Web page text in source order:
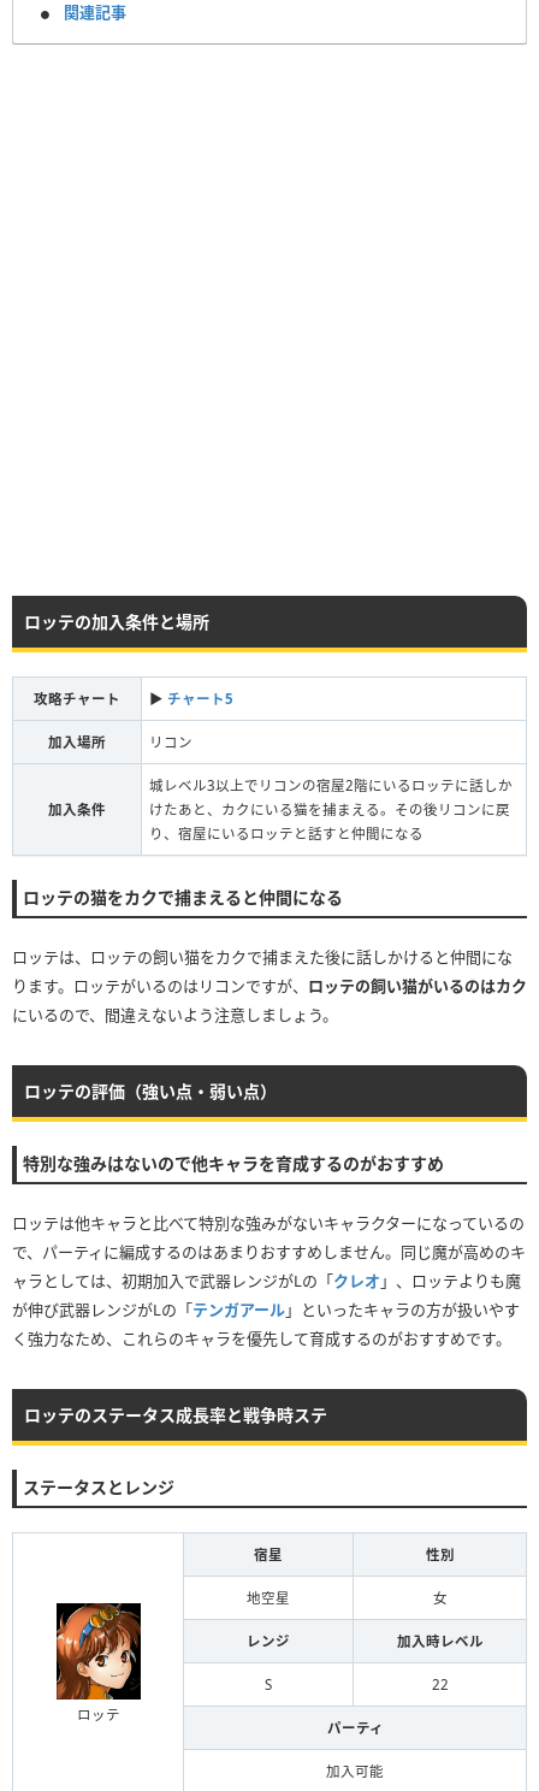
関連記事
ロッテの加入条件と場所
攻略チャート ▶︎ チャート5
加入場所 リコン
加入条件
城レベル3以上でリコンの宿屋2階にいるロッテに話しか
けたあと、カクにいる猫を捕まえる。その後リコンに戻
り、宿屋にいるロッテと話すと仲間になる
ロッテの猫をカクで捕まえると仲間になる
ロッテは、ロッテの飼い猫をカクで捕まえた後に話しかけると仲間にな
ります。ロッテがいるのはリコンですが、 ロッテの飼い猫がいるのはカク
にいるので、間違えないよう注意しましょう。
ロッテの評価（強い点・弱い点）
特別な強みはないので他キャラを育成するのがおすすめ
ロッテは他キャラと比べて特別な強みがないキャラクターになっているの
で、パーティに編成するのはあまりおすすめしません。同じ魔が高めのキ
ャラとしては、初期加入で武器レンジがLの「クレオ 」、ロッテよりも魔
が伸び武器レンジがLの「テンガアール」といったキャラの方が扱いやす
く強力なため、これらのキャラを優先して育成するのがおすすめです。
ロッテのステータス成長率と戦争時ステ
ステータスとレンジ
ロッテ
宿星 性別
地空星 女
レンジ 加入時レベル
S 22
パーティ
加入可能